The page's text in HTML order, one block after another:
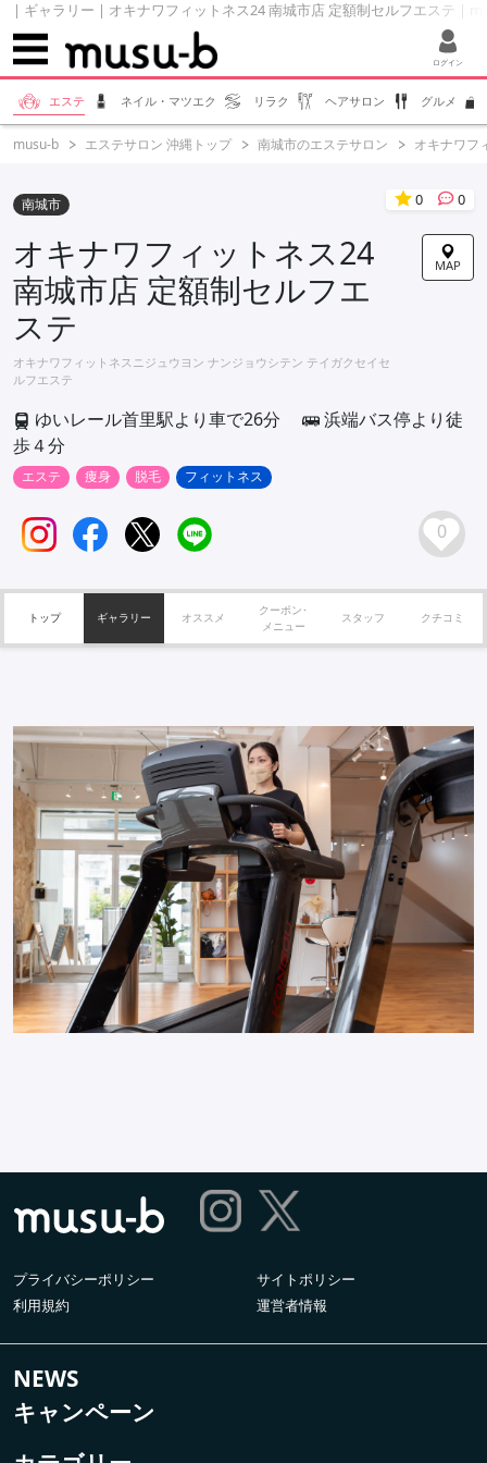
| ギャラリー | オキナワフィットネス24 南城市店 定額制セルフエステ |
ログイン
エステ ネイル・マツエク リラク ヘアサロン グルメ
musu-b エステサロン 沖縄トップ 南城市のエステサロン オキナワフ
南城市 0 0
MAP
オキナワフィットネス24
南城市店 定額制セルフエ
ステ
オキナワフィットネスニジュウヨン ナンジョウシテン テイガクセイセ
ルフエステ
ゆいレール首里駅より車で26分
浜端バス停より徒
歩４分
エステ 痩身 脱毛 フィットネス
0
トップ ギャラリー オススメ
クーポン･
メニュー
スタッフ クチコミ
プライバシーポリシー
サイトポリシー
利用規約
運営者情報
NEWS
キャンペーン